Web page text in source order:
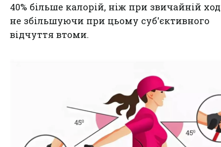
40% більше калорій, ніж при звичайній
не збільшуючи при цьому суб'єктивного
відчуття втоми.